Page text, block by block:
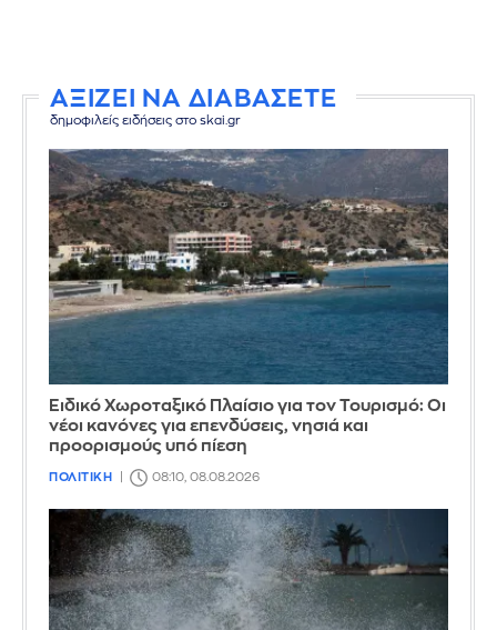
ΑΞΙΖΕΙ ΝΑ ΔΙΑΒΑΣΕΤΕ
δημοφιλείς ειδήσεις στο skai.gr
Ειδικό Χωροταξικό Πλαίσιο για τον Τουρισμό: Οι
νέοι κανόνες για επενδύσεις, νησιά και
προορισμούς υπό πίεση
ΠΟΛΙΤΙΚΗ 08:10, 08.08.2026